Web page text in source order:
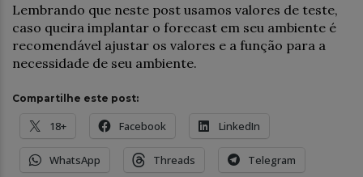
Lembrando que neste post usamos valores de teste,
caso queira implantar o forecast em seu ambiente é
recomendável ajustar os valores e a função para a
necessidade de seu ambiente.
Compartilhe este post:
18+ Facebook LinkedIn
WhatsApp Threads Telegram